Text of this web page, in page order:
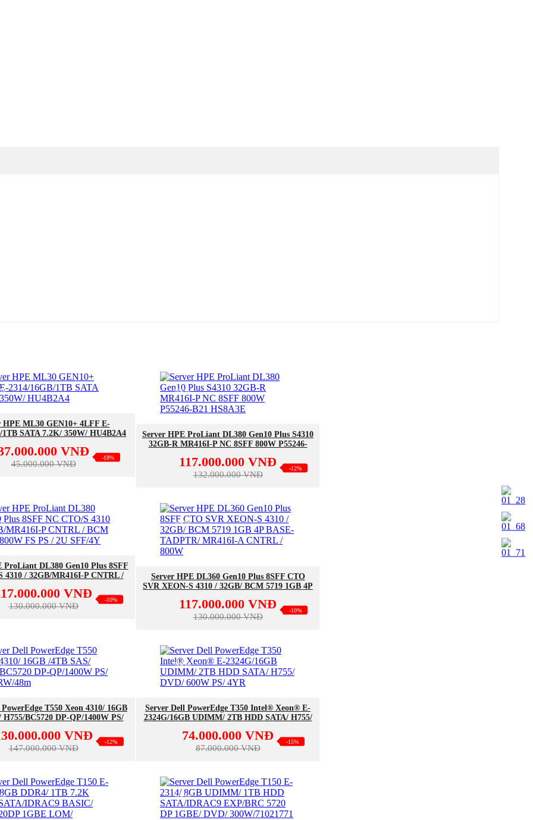
HPE ML30 GEN10+ 4LFF E-
1TB SATA 7.2K/ 350W/ HU4B2A4
VNĐ
45.000.000 VNĐ
-18%
NEW
Server HPE ProLiant DL380 Gen10 Plus S4310
32GB-R MR416I-P NC 8SFF 800W P55246-
117.000.000 VNĐ
132.000.000 VNĐ
-12%
ProLiant DL380 Gen10 Plus 8SFF
4310 / 32GB/MR416I-P CNTRL /
VNĐ
130.000.000 VNĐ
-10%
NEW
Server HPE DL360 Gen10 Plus 8SFF CTO
SVR XEON-S 4310 / 32GB/ BCM 5719 1GB 4P
117.000.000 VNĐ
130.000.000 VNĐ
-10%
T550 Xeon 4310/ 16GB
H755/BC5720 DP-QP/1400W PS/
VNĐ
147.000.000 VNĐ
-12%
NEW
Server Dell PowerEdge T350 Intel® Xeon® E-
2324G/16GB UDIMM/ 2TB HDD SATA/ H755/
74.000.000 VNĐ
87.000.000 VNĐ
-15%
NEW